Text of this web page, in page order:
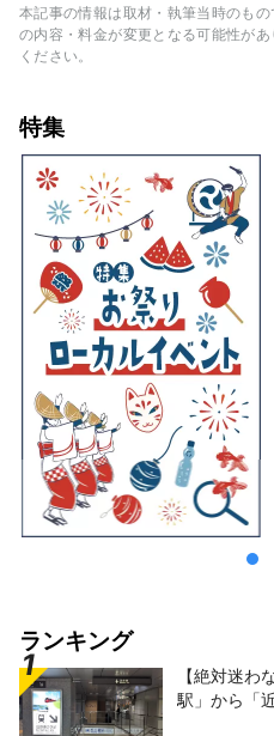
ンに出合えるか
す！また、世界
も美味しいです
熊本県へ是非遊
本記事の情報は取材・執筆当時のも
の内容・料金が変更となる可能性が
ください。
特集
ランキング
【絶対迷わ
駅」から「